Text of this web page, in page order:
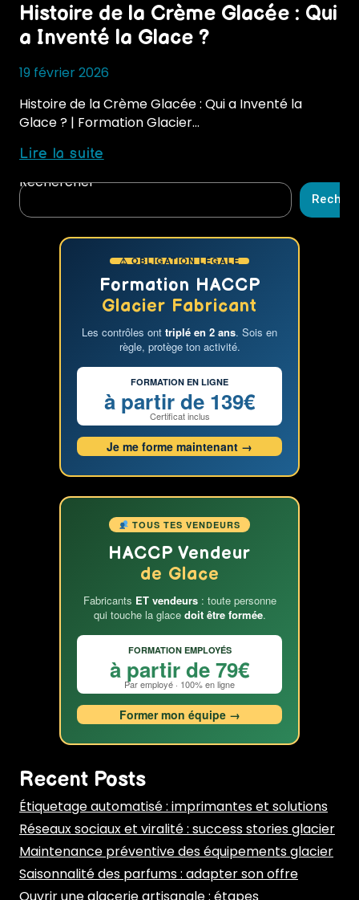
Histoire de la Crème Glacée : Qui
a Inventé la Glace ?
19 février 2026
Histoire de la Crème Glacée : Qui a Inventé la
Glace ? | Formation Glacier…
Lire la suite
Qui
a
Inventé
Glace
Rechercher
⚠ OBLIGATION LÉGALE
Formation HACCP
Glacier Fabricant
Les contrôles ont triplé en 2 ans. Sois en
règle, protège ton activité.
FORMATION EN LIGNE
à partir de 139€
Certificat inclus
Je me forme maintenant →
TOUS TES VENDEURS
HACCP Vendeur
de Glace
Fabricants ET vendeurs: toute personne
qui touche la glace doit être formée.
FORMATION EMPLOYÉS
à partir de 79€
Par employé · 100% en ligne
Former mon équipe →
Recent Posts
Étiquetage automatisé : imprimantes et solutions
Réseaux sociaux et viralité : success stories glacier
Maintenance préventive des équipements glacier
Saisonnalité des parfums : adapter son offre
Ouvrir une glacerie artisanale : étapes